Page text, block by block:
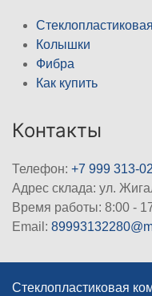
Колышки
Фибра
Как купить
Контакты
Телефон: +7 999 313-
Адрес склада: ул.
Время работы: 8:00 -
Email:
Стеклопластиковая